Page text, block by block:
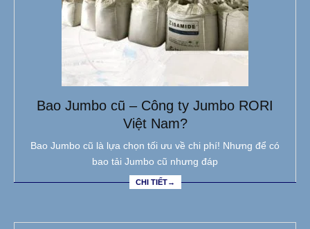
Bao Jumbo cũ – Công ty Jumbo RORI
Việt Nam?
Bao Jumbo cũ là lựa chọn tối ưu về chi phí! Nhưng để có
bao tải Jumbo cũ nhưng đáp
CHI TIẾT→